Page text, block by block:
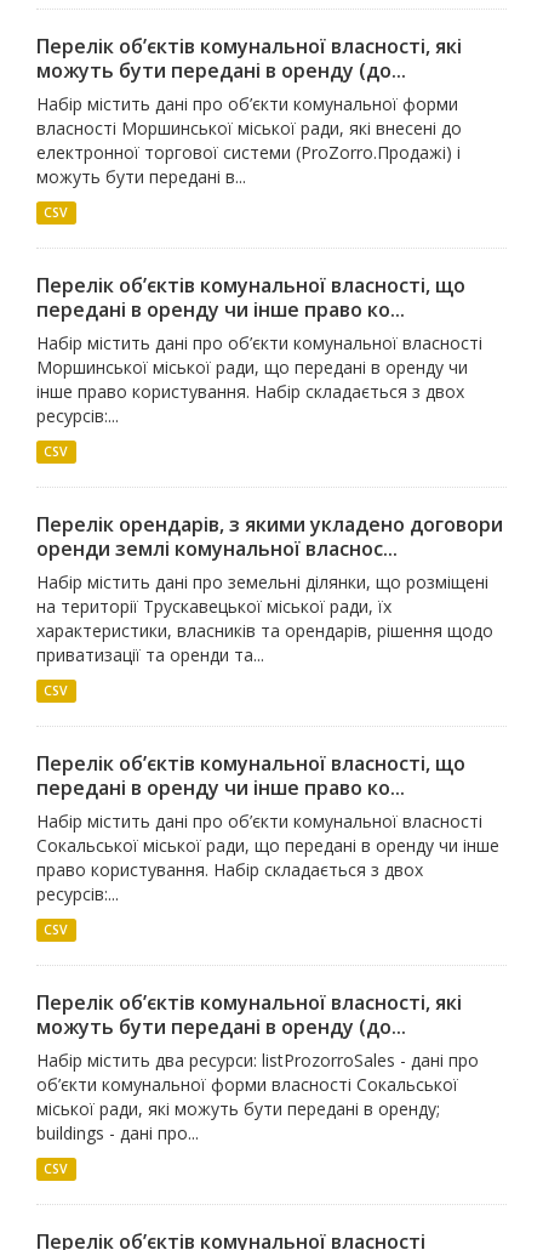
Перелік об’єктів комунальної власності, які
можуть бути передані в оренду (до...
Набір містить дані про об’єкти комунальної форми
власності Моршинської міської ради, які внесені до
електронної торгової системи (ProZorro.Продажі) і
можуть бути передані в...
CSV
Перелік об’єктів комунальної власності, що
передані в оренду чи інше право ко...
Набір містить дані про об’єкти комунальної власності
Моршинської міської ради, що передані в оренду чи
інше право користування. Набір складається з двох
ресурсів:...
CSV
Перелік орендарів, з якими укладено договори
оренди землі комунальної власнос...
Набір містить дані про земельні ділянки, що розміщені
на території Трускавецької міської ради, їх
характеристики, власників та орендарів, рішення щодо
приватизації та оренди та...
CSV
Перелік об’єктів комунальної власності, що
передані в оренду чи інше право ко...
Набір містить дані про об’єкти комунальної власності
Сокальської міської ради, що передані в оренду чи інше
право користування. Набір складається з двох
ресурсів:...
CSV
Перелік об’єктів комунальної власності, які
можуть бути передані в оренду (до...
Набір містить два ресурси: listProzorroSales - дані про
об’єкти комунальної форми власності Сокальської
міської ради, які можуть бути передані в оренду;
buildings - дані про...
CSV
Перелік об’єктів комунальної власності